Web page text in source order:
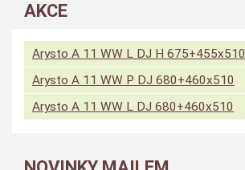
AKCE
Arysto A 11 WW L DJ H 675+455x510
Arysto A 11 WW P DJ 680+460x510
Arysto A 11 WW L DJ 680+460x510